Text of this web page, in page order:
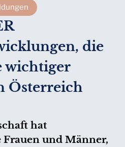
die
wichtiger
Österreich
hat
und Männer,